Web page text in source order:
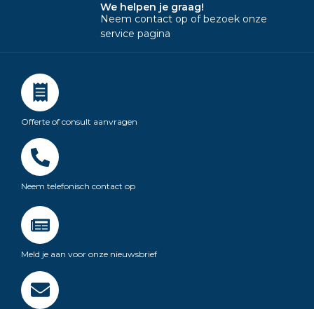
We helpen je graag!
Neem contact op of bezoek onze
service pagina
Offerte of consult aanvragen
Neem telefonisch contact op
Meld je aan voor onze nieuwsbrief